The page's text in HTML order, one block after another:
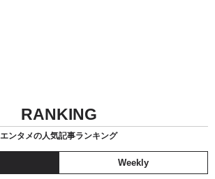
RANKING
エンタメの人気記事ランキング
Weekly